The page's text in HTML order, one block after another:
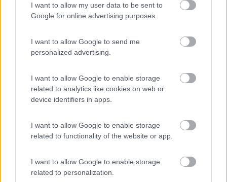
I want to allow my user data to be sent to
Google for online advertising purposes.
I want to allow Google to send me
personalized advertising.
I want to allow Google to enable storage
related to analytics like cookies on web or
device identifiers in apps.
I want to allow Google to enable storage
related to functionality of the website or app.
I want to allow Google to enable storage
related to personalization.
Visti da vicino: i perchè del McLouis Glamys
220 Special Edition
2023
numero di posti letto, che può arrivare addirittura ad 8, e qu...
McLouis,Le prove di CamperOnLine